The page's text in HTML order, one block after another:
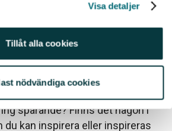
Visa detaljer
Tillåt alla cookies
nödvändiga cookies
vi då göra för att få fler kvinnor att
– att fortsätta jobba för
kvinnor och män – tror jag att
som kommit igång med vår
sparande? Finns det någon i
du kan inspirera eller inspireras